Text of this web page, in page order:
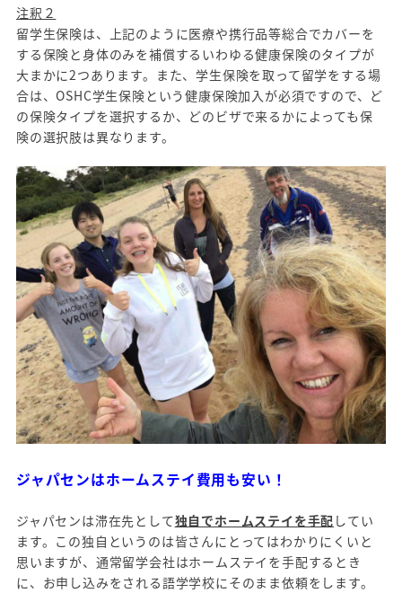
注釈２
留学生保険は、上記のように医療や携行品等総合でカバーを
する保険と身体のみを補償するいわゆる健康保険のタイプが
大まかに2つあります。また、学生保険を取って留学をする場
合は、OSHC学生保険という健康保険加入が必須ですので、ど
の保険タイプを選択するか、どのビザで来るかによっても保
険の選択肢は異なります。
ジャパセンはホームステイ費用も安い！
ジャパセンは滞在先として独自でホームステイを手配 してい
ます。この独自というのは皆さんにとってはわかりにくいと
思いますが、通常留学会社はホームステイを手配するとき
に、お申し込みをされる語学学校にそのまま依頼をします。